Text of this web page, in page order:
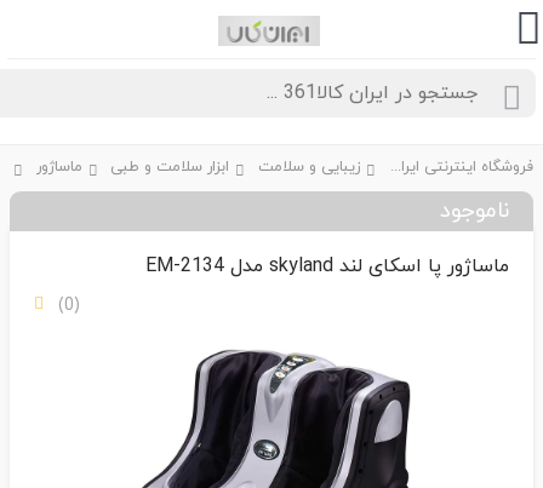
فروشگاه اینترنتی ایران کالا361 زیبایی و سلامت ابزار سلامت و طبی ماساژور
ناموجود
ماساژور پا اسکای لند skyland مدل EM-2134